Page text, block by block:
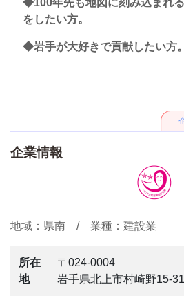
◆100年先も地図に刻み込まれ
をしたい方。
◆岩手が大好きで貢献したい方。
企業情報
地域：県南 / 業種：建設業
所在
地
〒024-0004
岩手県北上市村崎野15-